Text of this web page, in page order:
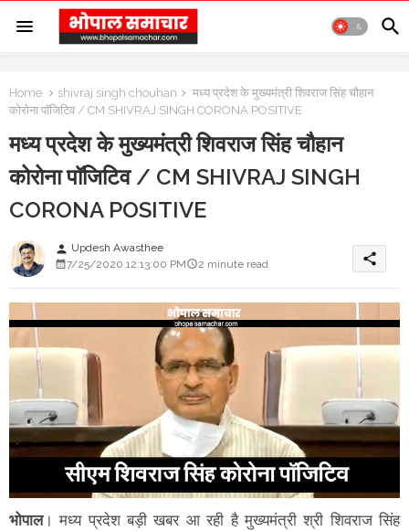
Home shivraj singh chouhan
मध्य प्रदेश के मुख्यमंत्री शिवराज सिंह चौहान
कोरोना पॉजिटिव / CM SHIVRAJ SINGH CORONA POSITIVE
मध्य प्रदेश के मुख्यमंत्री शिवराज सिंह चौहान
कोरोना पॉजिटिव / CM SHIVRAJ SINGH
CORONA POSITIVE
person Updesh Awasthee
7/25/2020 12:13:00 PM
2 minute read share
भोपाल। मध्य प्रदेश बड़ी खबर आ रही है मुख्यमंत्री श्री शिवराज सिंह